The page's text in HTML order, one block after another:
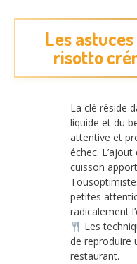
Les
risotto
La clé réside
liquide et du
attentive et
échec.
cuisson
petites
radicalement
Les
de reproduire
restaurant.